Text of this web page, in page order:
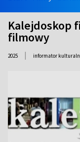
Kalejdoskop
filmowy
2025 | informator